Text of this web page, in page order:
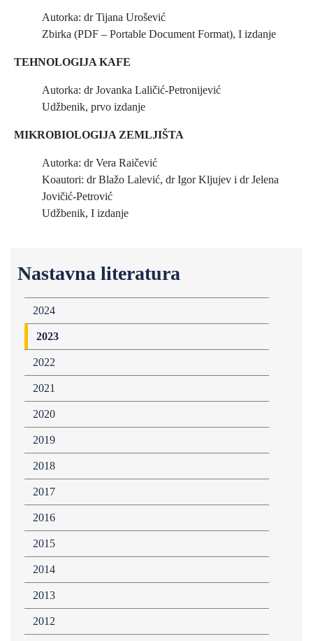
Nastavna literatura
2024
2023
2022
2021
2020
2019
2018
2017
2016
2015
2014
2013
2012
Autorka: dr Tijana Urošević
Zbirka (PDF – Portable Document Format), I izdanje
TEHNOLOGIJA KAFE
Autorka: dr Jovanka Laličić-Petronijević
Udžbenik, prvo izdanje
MIKROBIOLOGIJA ZEMLJIŠTA
Autorka: dr Vera Raičević
Koautori: dr Blažo Lalević, dr Igor Kljujev i dr Jelena
Jovičić-Petrović
Udžbenik, I izdanje